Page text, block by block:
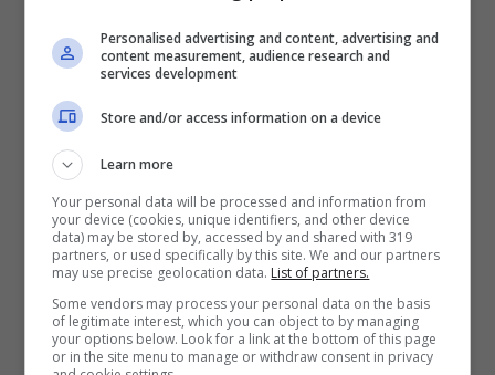
appoggia sulla zampa, in tal modo la
inizia aguarire. Se lasciate che il criceto
rimanga attivo potrebbe rallentare la
guarigione o non guarire per niente.
Per far si che ilcricetoguarisca c’è bisogno
anche di una correttadieta, ricca soprattutto
di nutrienti. Confrontatevi con il veterinario e
fatevi consigliare degli alimenti sani che
comprendonofrutta e verdura per il criceto
Personalised advertising and content, advertising and
content measurement, audience research and
services development
Store and/or access information on a device
Learn more
Your personal data will be processed and information from
your device (cookies, unique identifiers, and other device
data) may be stored by, accessed by and shared with 319
partners, or used specifically by this site. We and our partners
may use precise geolocation data. List of partners.
Some vendors may process your personal data on the basis
of legitimate interest, which you can object to by managing
your options below. Look for a link at the bottom of this page
or in the site menu to manage or withdraw consent in privacy